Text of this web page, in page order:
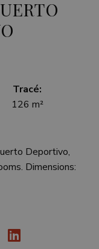
Tracé:
126 m²
Deportivo,
Dimensions: